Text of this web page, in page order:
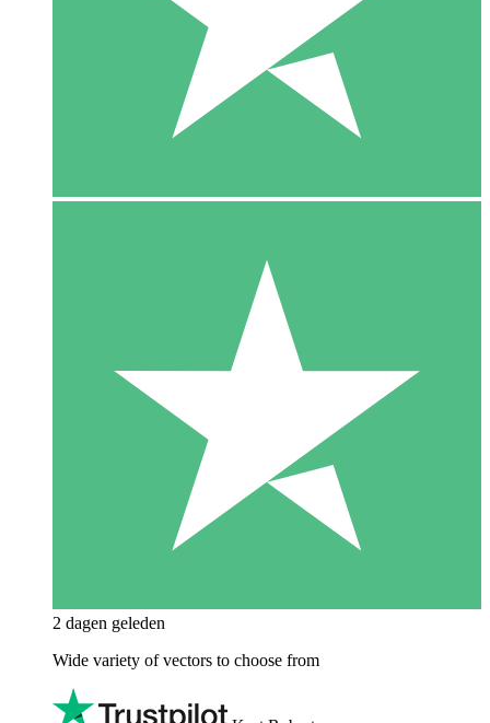
2 dagen geleden
Wide variety of vectors to choose from